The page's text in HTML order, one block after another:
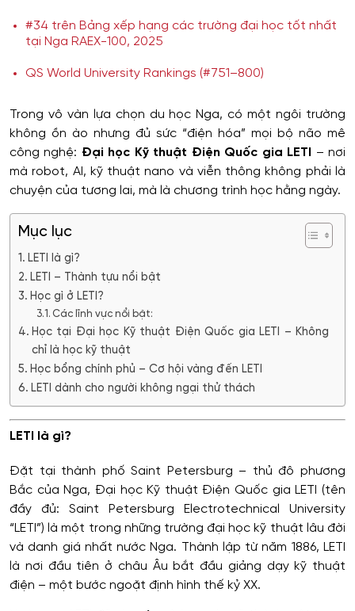
#34 trên Bảng xếp hạng các trường đại học tốt nhất
tại Nga RAEX-100, 2025
QS World University Rankings (#751–800)
Trong vô vàn lựa chọn du học Nga, có một ngôi trường
không ồn ào nhưng đủ sức “điện hóa” mọi bộ não mê
công nghệ: Đại học Kỹ thuật Điện Quốc gia LETI
– nơi
mà robot, AI, kỹ thuật nano và viễn thông không phải là
chuyện của tương lai, mà là chương trình học hằng ngày.
Mục lục
LETI là gì?
LETI – Thành tựu nổi bật
Học gì ở LETI?
Các lĩnh vực nổi bật:
Học tại Đại học Kỹ thuật Điện Quốc gia LETI – Không
chỉ là học kỹ thuật
Học bổng chính phủ – Cơ hội vàng đến LETI
LETI dành cho người không ngại thử thách
LETI là gì?
Đặt tại thành phố Saint Petersburg – thủ đô phương
Bắc của Nga, Đại học Kỹ thuật Điện Quốc gia LETI (tên
đầy đủ: Saint Petersburg Electrotechnical University
“LETI”) là một trong những trường đại học kỹ thuật lâu đời
và danh giá nhất nước Nga. Thành lập từ năm 1886, LETI
là nơi đầu tiên ở châu Âu bắt đầu giảng dạy kỹ thuật
điện – một bước ngoặt định hình thế kỷ XX.